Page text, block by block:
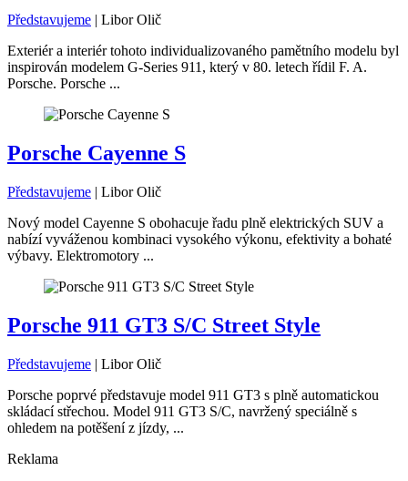
Představujeme | Libor Olič
Exteriér a interiér tohoto individualizovaného pamětního modelu byl
inspirován modelem G-Series 911, který v 80. letech řídil F. A.
Porsche. Porsche ...
Porsche Cayenne S
Představujeme | Libor Olič
Nový model Cayenne S obohacuje řadu plně elektrických SUV a
nabízí vyváženou kombinaci vysokého výkonu, efektivity a bohaté
výbavy. Elektromotory ...
Porsche 911 GT3 S/C Street Style
Představujeme | Libor Olič
Porsche poprvé představuje model 911 GT3 s plně automatickou
skládací střechou. Model 911 GT3 S/C, navržený speciálně s
ohledem na potěšení z jízdy, ...
Reklama